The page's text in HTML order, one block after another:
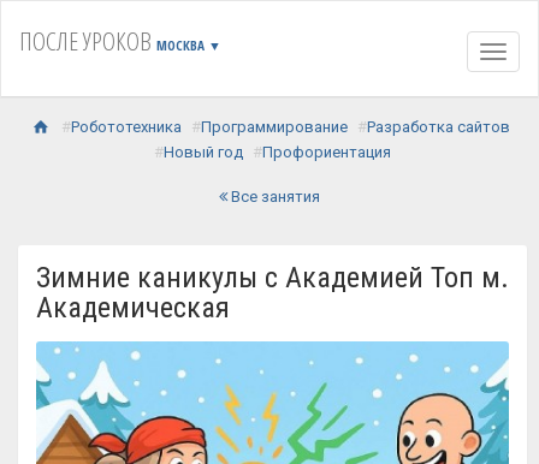
ПОСЛЕ УРОКОВ МОСКВА ▼
Робототехника Программирование
Разработка сайтов
Новый год
Профориентация
Все занятия
Зимние каникулы с Академией Топ м.
Академическая